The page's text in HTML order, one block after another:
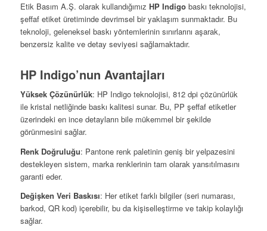
Etik Basım A.Ş. olarak kullandığımız HP Indigobaskı teknolojisi,
şeffaf etiket üretiminde devrimsel bir yaklaşım sunmaktadır. Bu
teknoloji, geleneksel baskı yöntemlerinin sınırlarını aşarak,
benzersiz kalite ve detay seviyesi sağlamaktadır.
HP Indigo’nun Avantajları
Yüksek Çözünürlük: HP Indigo teknolojisi, 812 dpi çözünürlük
ile kristal netliğinde baskı kalitesi sunar. Bu, PP şeffaf etiketler
üzerindeki en ince detayların bile mükemmel bir şekilde
görünmesini sağlar.
Renk Doğruluğu: Pantone renk paletinin geniş bir yelpazesini
destekleyen sistem, marka renklerinin tam olarak yansıtılmasını
garanti eder.
Değişken Veri Baskısı: Her etiket farklı bilgiler (seri numarası,
barkod, QR kod) içerebilir, bu da kişiselleştirme ve takip kolaylığı
sağlar.